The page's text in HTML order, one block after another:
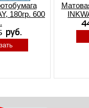
180гр. 600